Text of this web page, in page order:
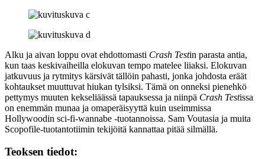
Alku ja aivan loppu ovat ehdottomasti Crash Testin parasta antia,
kun taas keskivaiheilla elokuvan tempo matelee liiaksi. Elokuvan
jatkuvuus ja rytmitys kärsivät tällöin pahasti, jonka johdosta eräät
kohtaukset muuttuvat hiukan tylsiksi. Tämä on onneksi pienehkö
pettymys muuten kekseliäässä tapauksessa ja niinpä Crash Testissa
on enemmän munaa ja omaperäisyyttä kuin useimmissa
Hollywoodin sci‑fi‑wannabe ‑tuotannoissa. Sam Voutasia ja muita
Scopofile-tuotantotiimin tekijöitä kannattaa pitää silmällä.
Teoksen tiedot: